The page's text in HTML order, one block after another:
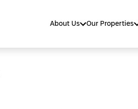
About Us Our Properties